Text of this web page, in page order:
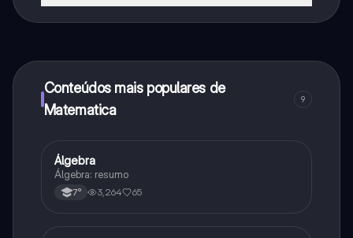
Conteúdos mais populares de
Matematica
9
Matematica
Álgebra
Álgebra: resumo
7° 3,264 65